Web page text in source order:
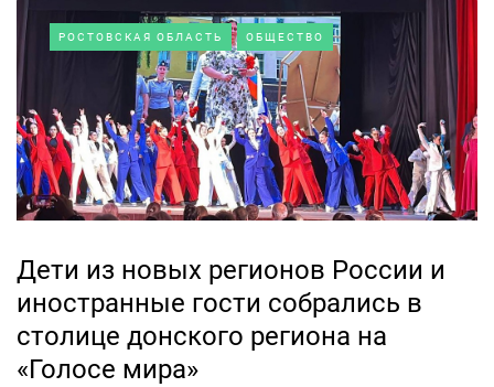
РОСТОВСКАЯ ОБЛАСТЬ ОБЩЕСТВО
Дети из новых регионов России и
иностранные гости собрались в
столице донского региона на
«Голосе мира»